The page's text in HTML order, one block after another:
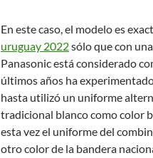
En este caso, el modelo es
uruguay 2022sólo que con
Panasonic está considerado
últimos años ha
hasta utilizó un uniforme
tradicional blanco como color
esta vez el uniforme del
otro color de la bandera